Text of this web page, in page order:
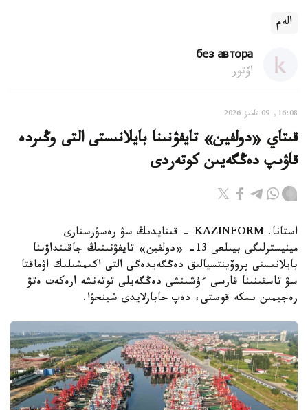
الەم
без автора
اۆتور
16:08, 09 تامىز 2026
قىتاي «دولفين» تايفۋنىنا بايلانىستى التى وڭىردە
قاۋىپ دەڭگەيىن كوتەردى
استانا. KAZINFORM - قىتايدىڭ سۋ رەسۋرستارى
مينيسترلىگى بيىلعى 13- «دولفين» تايفۋنىنىڭ جاقىنداۋىنا
بايلانىستى پروۆينتسيالىق دەڭگەيدەگى التى اكىمشىلىك اۋماقتا
سۋ تاسقىنىنا قارسى ءۇشىنشى دەڭگەيلى توتەنشە ارەكەت ەتۋ
رەجيمىن ىسكە قوستى، دەپ حابارلايدى شينحۋا.